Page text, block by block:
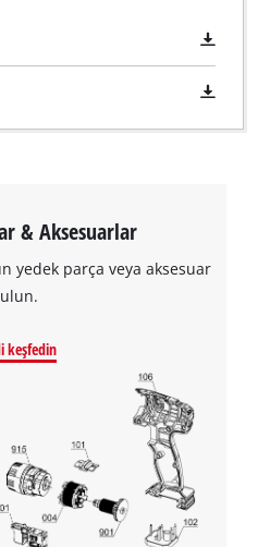
& Aksesuarlar
yedek parça veya aksesuar
keşfedin